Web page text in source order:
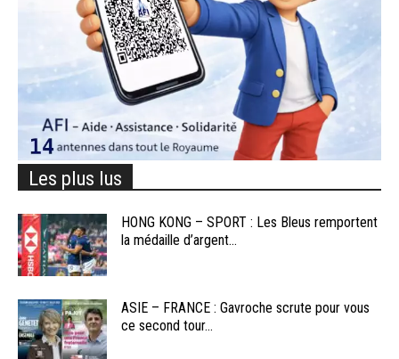
Les plus lus
HONG KONG – SPORT : Les Bleus remportent
la médaille d’argent...
ASIE – FRANCE : Gavroche scrute pour vous
ce second tour...